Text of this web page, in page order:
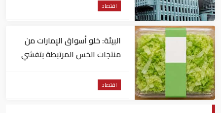
اقتصاد
البيئة: خلو أسواق الإمارات من
منتجات الخس المرتبطة بتفشي
اقتصاد